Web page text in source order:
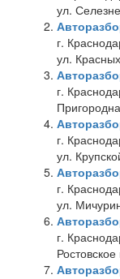
ул.
г.
ул.
г.
г.
ул.
г.
ул.
г.